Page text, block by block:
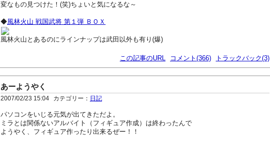
変なもの見つけた！(笑)ちょいと気になるな～
◆風林火山 戦国武将 第１弾 ＢＯＸ
風林火山とあるのにラインナップは武田以外も有り(爆)
この記事のURL コメント(366) トラックバック(3)
あーようやく
2007/02/23 15:04 カテゴリー： 日記
パソコンをいじる元気が出てきただよ。
ミラとは関係ないアルバイト（フィギュア作成）は終わったんで
ようやく、フィギュア作ったり出来るぜー！！